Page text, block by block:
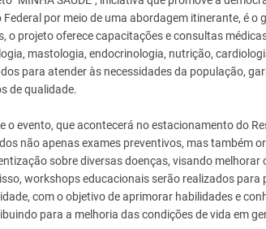
Federal por meio de uma abordagem itinerante, é
o projeto oferece capacitações e consultas
mastologia, endocrinologia, nutrição,
para atender às necessidades da população,
de qualidade.
o evento, que acontecerá no estacionamento do
não apenas exames preventivos, mas também
sobre diversas doenças, visando
workshops educacionais serão realizados
com o objetivo de aprimorar habilidades e
para a melhoria das condições de vida em